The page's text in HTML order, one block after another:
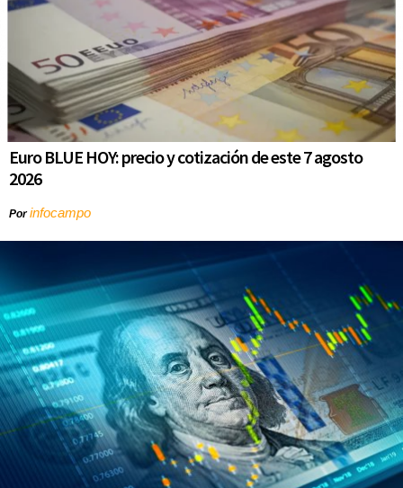
Euro BLUE HOY: precio y cotización de este 7 agosto
2026
Porinfocampo